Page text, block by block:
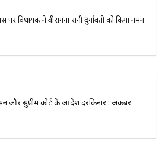
विधायक ने वीरांगना रानी दुर्गावती को किया नमन
और सुप्रीम कोर्ट के आदेश दरकिनार : अकबर